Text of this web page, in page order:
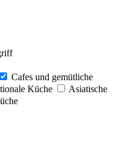
Cafes und gemütliche
Küche
Asiatische